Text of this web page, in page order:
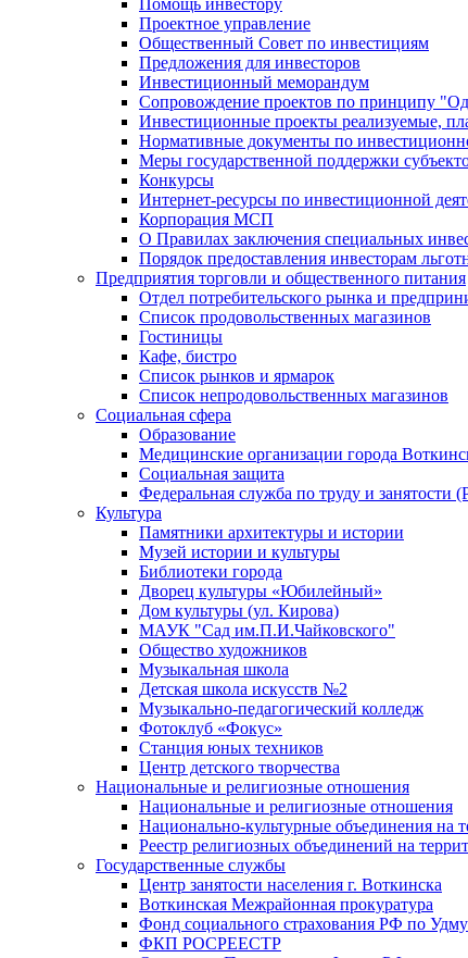
Помощь инвестору
Проектное управление
Общественный Совет по инвестициям
Предложения для инвесторов
Инвестиционный меморандум
Сопровождение проектов по принципу
Инвестиционные проекты реализуемые,
Нормативные документы по
Меры государственной поддержки
Конкурсы
Интернет-ресурсы по инвестиционной
Корпорация МСП
О Правилах заключения специальных
Порядок предоставления инвесторам
Предприятия торговли и общественного питания
Отдел потребительского рынка и
Список продовольственных магазинов
Гостиницы
Кафе, бистро
Cписок рынков и ярмарок
Список непродовольственных магазинов
Социальная сфера
Образование
Медицинские организации города
Социальная защита
Федеральная служба по труду и занятости
Культура
Памятники архитектуры и истории
Музей истории и культуры
Библиотеки города
Дворец культуры «Юбилейный»
Дом культуры (ул. Кирова)
МАУК "Сад им.П.И.Чайковского"
Общество художников
Музыкальная школа
Детская школа искусств №2
Музыкально-педагогический колледж
Фотоклуб «Фокус»
Станция юных техников
Центр детского творчества
Национальные и религиозные отношения
Национальные и религиозные отношения
Национально-культурные объединения на
Реестр религиозных объединений на
Государственные службы
Центр занятости населения г. Воткинска
Воткинская Межрайонная прокуратура
Фонд социального страхования РФ по
ФКП РОСРЕЕСТР